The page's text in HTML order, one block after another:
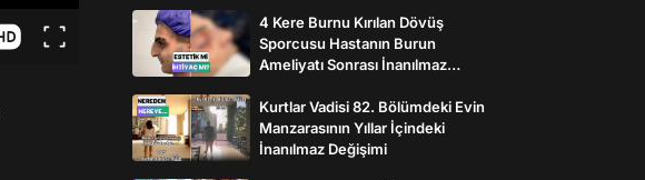
4 Kere Burnu Kırılan Dövüş
Sporcusu Hastanın Burun
Ameliyatı Sonrası İnanılmaz
Kurtlar Vadisi 82. Bölümdeki Evin
Manzarasının Yıllar İçindeki
İnanılmaz Değişimi